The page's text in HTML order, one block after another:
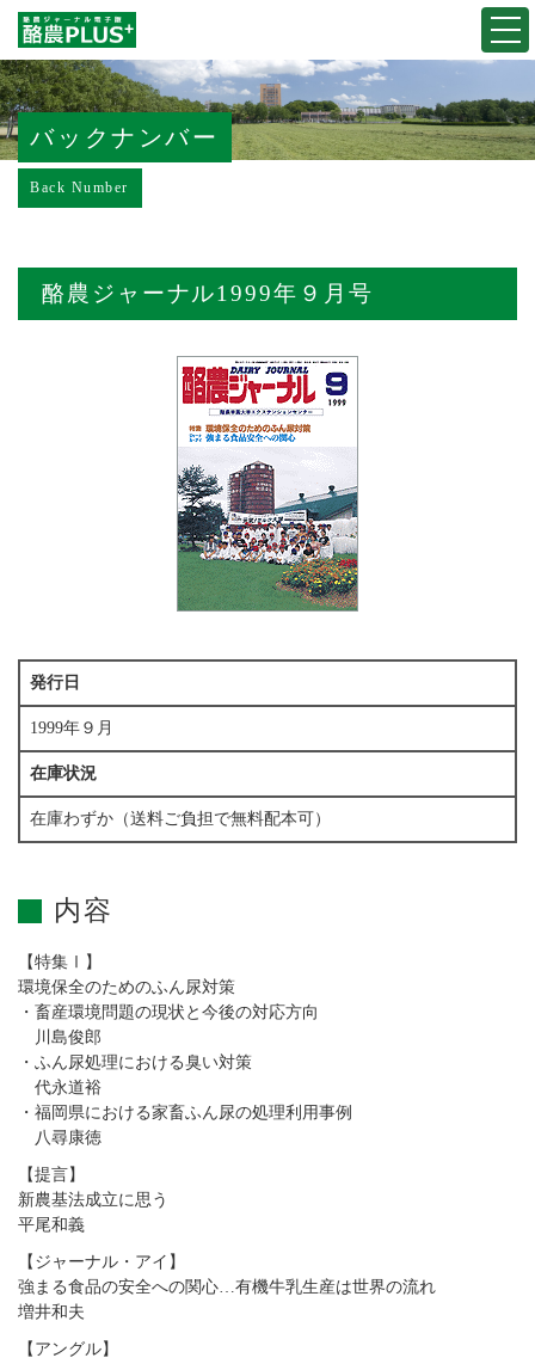
バックナンバー
Back Number
酪農ジャーナル1999年９月号
発行日
1999年９月
在庫状況
在庫わずか（送料ご負担で無料配本可）
内容
【特集Ⅰ】
環境保全のためのふん尿対策
・畜産環境問題の現状と今後の対応方向
川島俊郎
・ふん尿処理における臭い対策
代永道裕
・福岡県における家畜ふん尿の処理利用事例
八尋康徳
【提言】
新農基法成立に思う
平尾和義
【ジャーナル・アイ】
強まる食品の安全への関心…有機牛乳生産は世界の流れ
増井和夫
【アングル】